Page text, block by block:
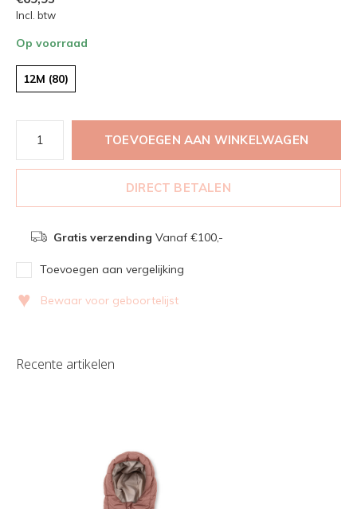
Incl. btw
Op voorraad
12M (80)
TOEVOEGEN AAN WINKELWAGEN
DIRECT BETALEN
Gratis verzending Vanaf €100,-
Toevoegen aan vergelijking
♥ Bewaar voor geboortelijst
Recente artikelen